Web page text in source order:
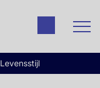
Levensstijl